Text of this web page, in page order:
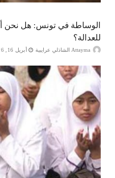
الوساطة في تونس: هل نحن
للعدالة؟
Attayma الشاذلي عرايبية أبريل 16, 2026